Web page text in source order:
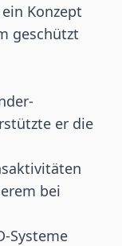
Konzept
geschützt
er die
bei
Systeme